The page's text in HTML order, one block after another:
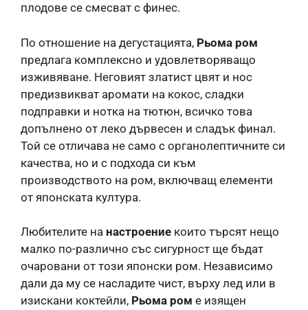
плодове се смесват с финес.
По отношение на дегустацията, Рьома ром
предлага комплексно и удовлетворяващо
изживяване. Неговият златист цвят и нос
предизвикват аромати на кокос, сладки
подправки и нотка на тютюн, всичко това
допълнено от леко дървесен и сладък финал.
Той се отличава не само с органолептичните си
качества, но и с подхода си към
производството на ром, включващ елементи
от японската култура.
Любителите на настроение които търсят нещо
малко по-различно със сигурност ще бъдат
очаровани от този японски ром. Независимо
дали да му се насладите чист, върху лед или в
изискани коктейли, Рьома ром е изящен